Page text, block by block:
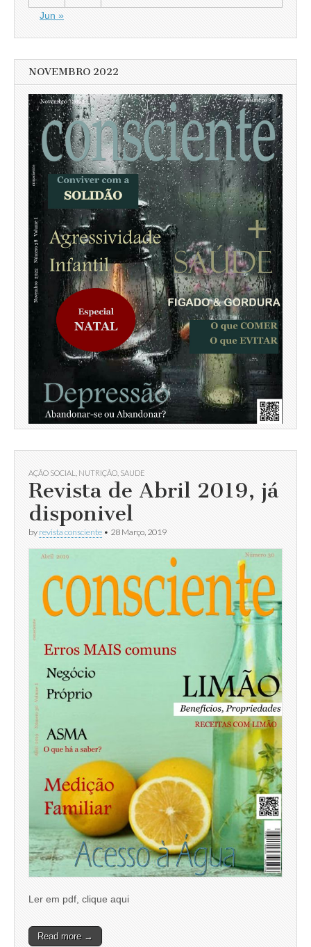
Jun »
NOVEMBRO 2022
AÇÃO SOCIAL NUTRIÇÃO SAUDE
Revista de Abril 2019, já
disponivel
by revista consciente • 28 Março, 2019
Ler em pdf, clique aqui
Read more →